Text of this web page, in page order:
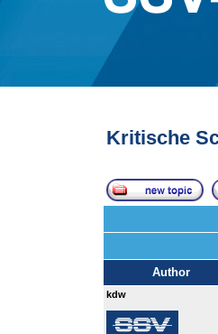
Kritische
Author
kdw